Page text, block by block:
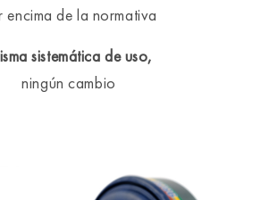
encima de la normativa
sistemática de uso,
ningún cambio